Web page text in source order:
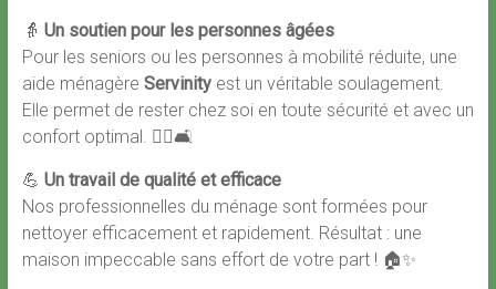
👵 Un soutien pour les personnes âgées
Pour les seniors ou les personnes à mobilité réduite, une
aide ménagère Servinityest un véritable soulagement.
Elle permet de rester chez soi en toute sécurité et avec un
confort optimal. 🚶‍♀️🛋️
💪 Un travail de qualité et efficace
Nos professionnelles du ménage sont formées pour
nettoyer efficacement et rapidement. Résultat : une
maison impeccable sans effort de votre part ! 🏠✨